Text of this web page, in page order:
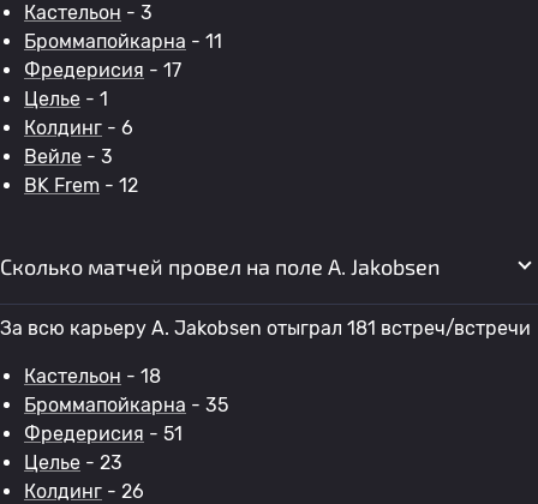
Кастельон - 3
Броммапойкарна - 11
Фредерисия - 17
Целье - 1
Колдинг - 6
Вейле - 3
BK Frem - 12
Сколько матчей провел на поле A. Jakobsen
За всю карьеру A. Jakobsen отыграл 181 встреч/встречи
Кастельон - 18
Броммапойкарна - 35
Фредерисия - 51
Целье - 23
Колдинг - 26